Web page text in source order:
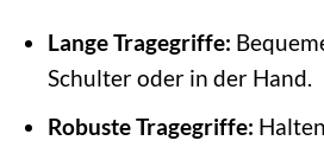
Lange Tragegriffe:
Schulter oder in der Hand.
Robuste Tragegriffe: